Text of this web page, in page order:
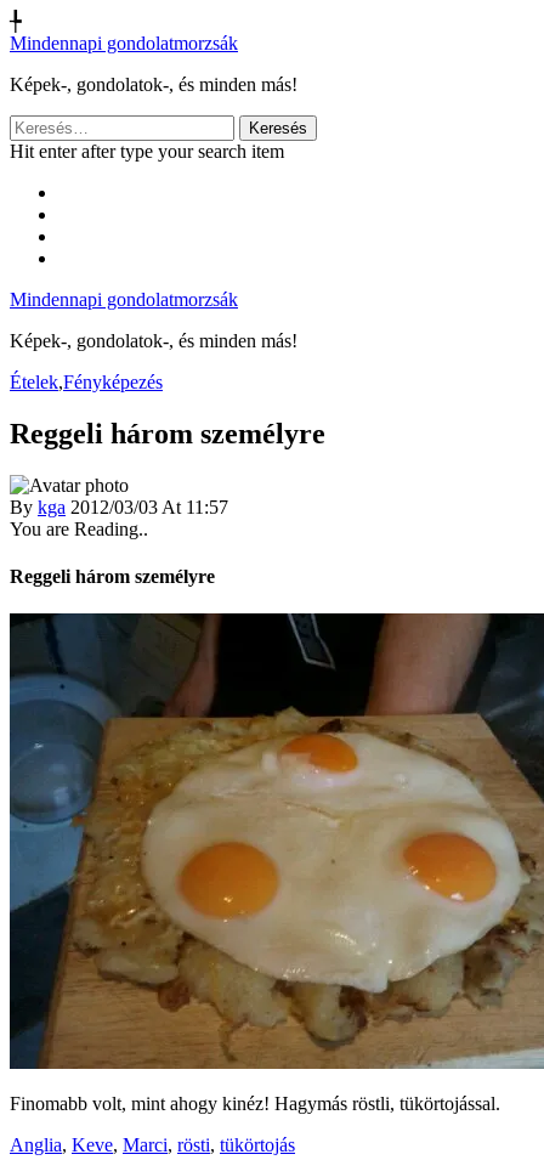
╄
Mindennapi gondolatmorzsák
Képek-, gondolatok-, és minden más!
Keresés:
Hit enter after type your search item
Mindennapi gondolatmorzsák
Képek-, gondolatok-, és minden más!
Ételek,Fényképezés
Reggeli három személyre
By kga 2012/03/03 At 11:57
You are Reading..
Reggeli három személyre
Finomabb volt, mint ahogy kinéz! Hagymás röstli, tükörtojással.
Anglia, Keve, Marci, rösti, tükörtojás